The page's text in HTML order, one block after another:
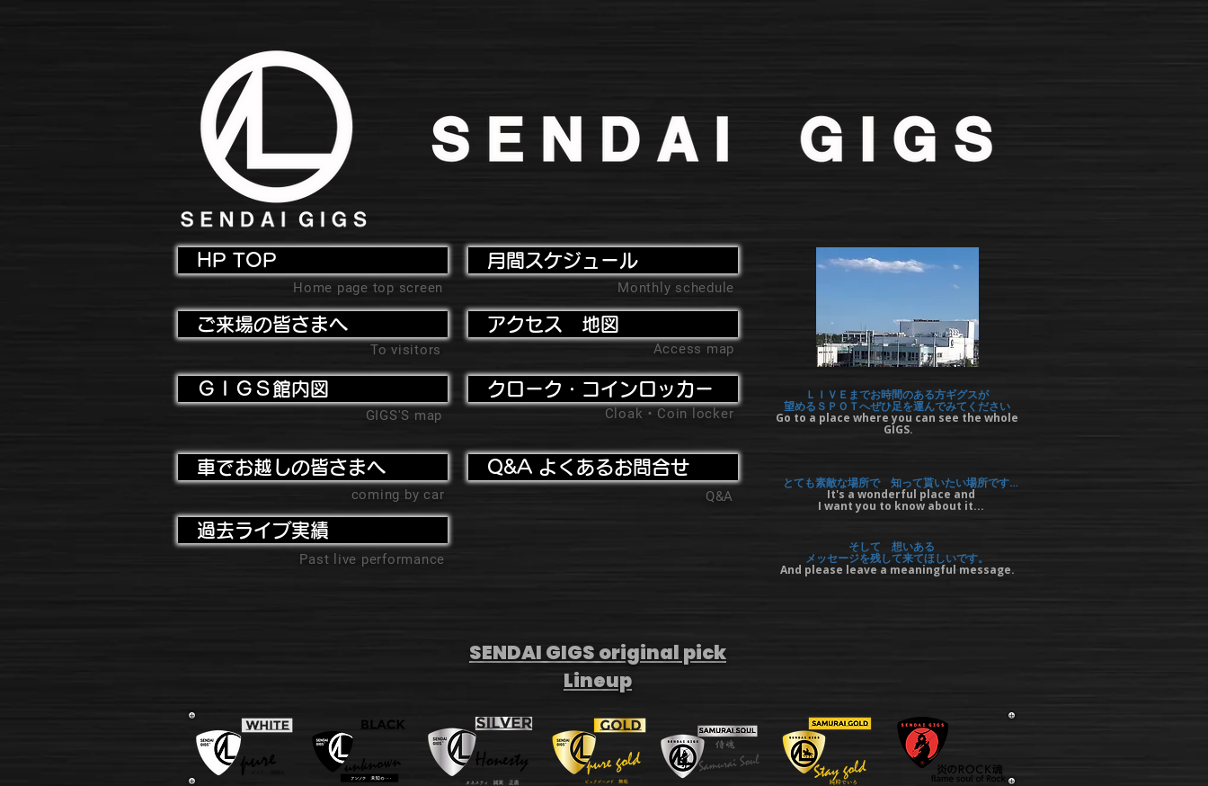
HP TOP
Home page top screen
ご来場の皆さまへ
To visitors
ＧＩＧＳ館内図
GIGS'S map
月間スケジュール
Monthly schedule
アクセス 地図
Access map
クローク・コインロッカー
Cloak・Coin locker
車でお越しの皆さまへ
coming by car
過去ライブ実績
Past live performance
Q&A よくあるお問合せ
Q&A
ＬＩＶＥまでお時間のある方ギグスが
望めるＳＰＯＴへぜひ足を運んでみてください
Go to a place where you can see the whole
GIGS.
とても素敵な場所で 知って貰いたい場所です…
It's a wonderful place and
I want you to know about it...
そして 想いある
メッセージを残して来てほしいです。
And please leave a meaningful message.
SENDAI GIGS original pick
Lineup